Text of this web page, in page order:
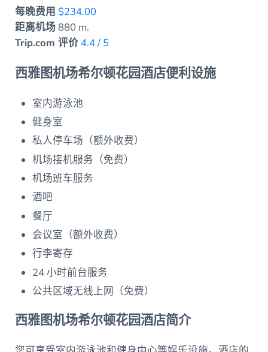
每晚费用 $234.00
距离机场880 m.
Trip.com 评价 4.4 / 5
西雅图机场希尔顿花园酒店便利设施
室内游泳池
健身室
私人停车场（额外收费）
机场接机服务（免费）
机场班车服务
酒吧
餐厅
会议室（额外收费）
行李寄存
24 小时前台服务
公共区域无线上网（免费）
西雅图机场希尔顿花园酒店简介